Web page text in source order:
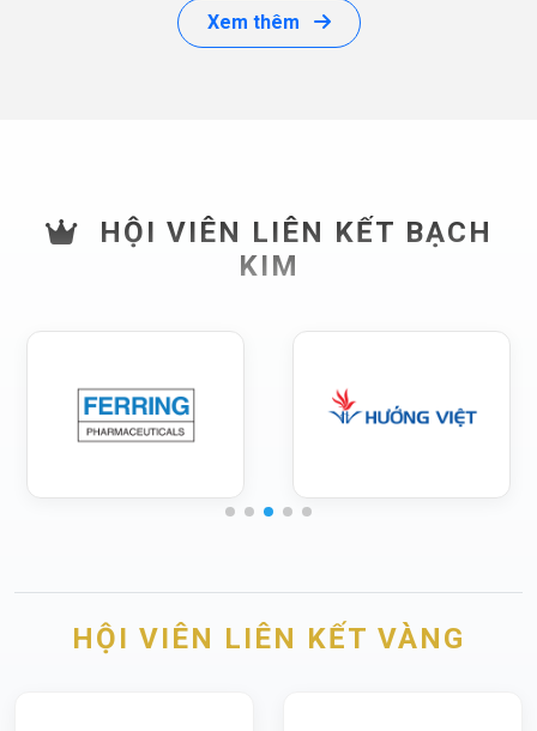
Xem thêm
HỘI VIÊN LIÊN KẾT BẠCH
KIM
HỘI VIÊN LIÊN KẾT VÀNG